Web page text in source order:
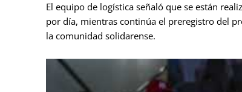
El equipo de logística señaló que se están
por día, mientras continúa el preregistro del
la comunidad solidarense.